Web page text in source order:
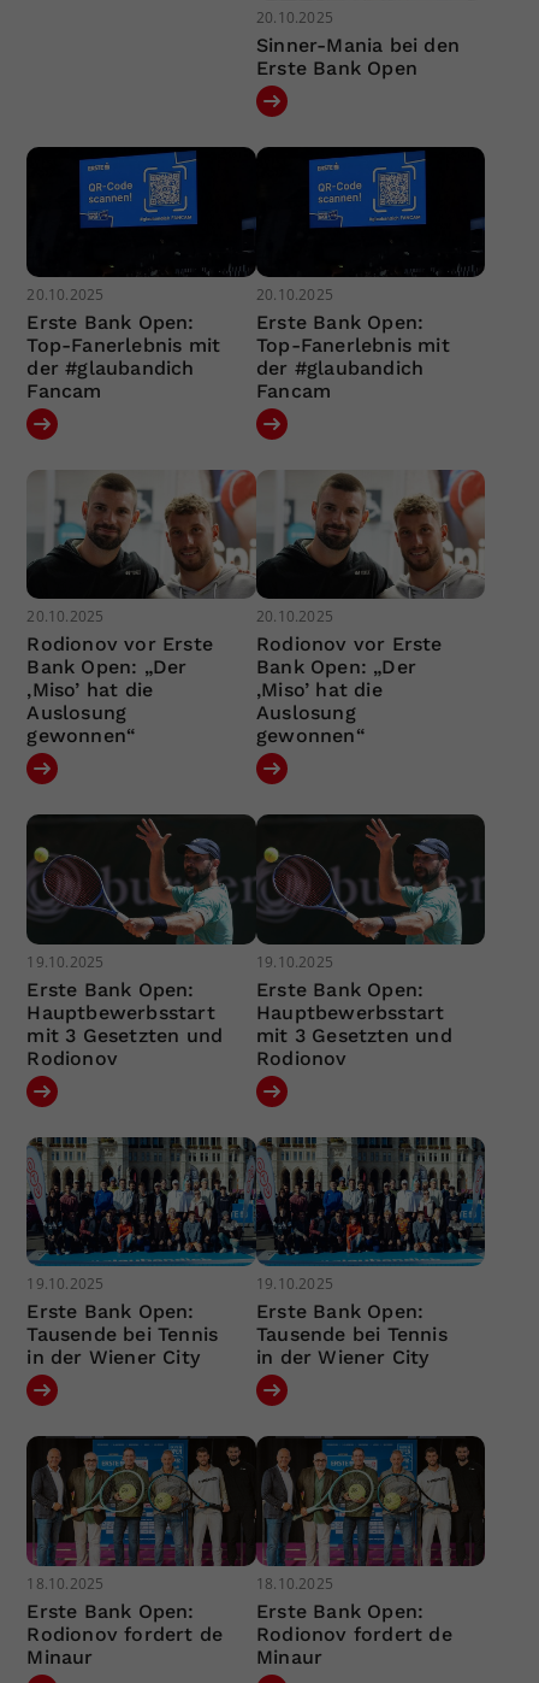
20.10.2025
Sinner-Mania bei den
Erste Bank Open
20.10.2025
Erste Bank Open:
Top-Fanerlebnis mit
der #glaubandich
Fancam
20.10.2025
Erste Bank Open:
Top-Fanerlebnis mit
der #glaubandich
Fancam
20.10.2025
Rodionov vor Erste
Bank Open: „Der
‚Miso’ hat die
Auslosung
gewonnen“
20.10.2025
Rodionov vor Erste
Bank Open: „Der
‚Miso’ hat die
Auslosung
gewonnen“
19.10.2025
Erste Bank Open:
Hauptbewerbsstart
mit 3 Gesetzten und
Rodionov
19.10.2025
Erste Bank Open:
Hauptbewerbsstart
mit 3 Gesetzten und
Rodionov
19.10.2025
Erste Bank Open:
Tausende bei Tennis
in der Wiener City
19.10.2025
Erste Bank Open:
Tausende bei Tennis
in der Wiener City
18.10.2025
Erste Bank Open:
Rodionov fordert de
Minaur
18.10.2025
Erste Bank Open:
Rodionov fordert de
Minaur